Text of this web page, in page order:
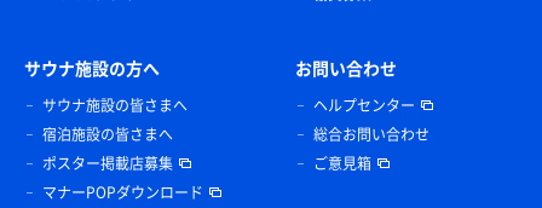
サウナ施設の方へ
サウナ施設の皆さまへ
宿泊施設の皆さまへ
ポスター掲載店募集
マナーPOPダウンロード
お問い合わせ
ヘルプセンター
総合お問い合わせ
ご意見箱